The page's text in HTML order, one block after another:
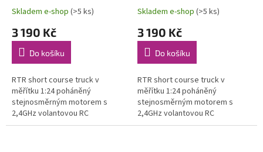
Skladem e-shop (>5 ks)
3 190 Kč
Do košíku
RTR short course truck v
měřítku 1:24 poháněný
stejnosměrným motorem s
2,4GHz volantovou RC
soupravou, včetně Li-Po
Skladem e-shop (>5 ks)
3 190 Kč
Do košíku
RTR short course truck v
měřítku 1:24 poháněný
stejnosměrným motorem s
2,4GHz volantovou RC
soupravou, včetně Li-Po